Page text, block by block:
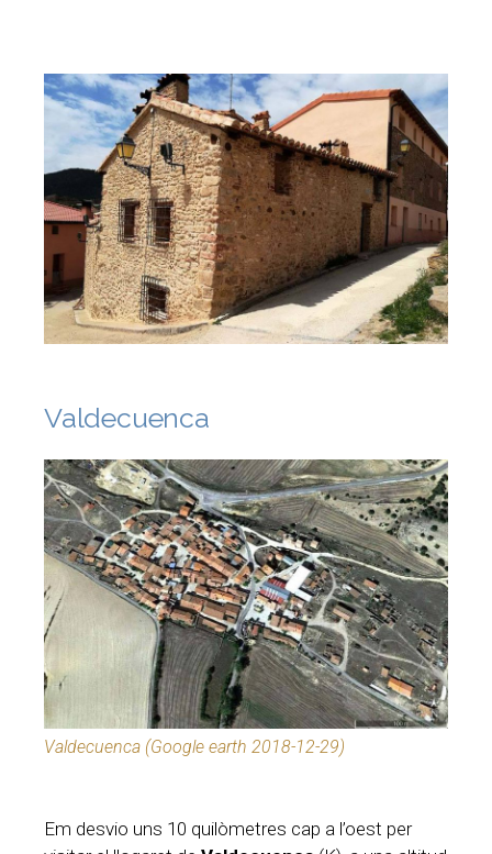
Valdecuenca
Valdecuenca (Google earth 2018-12-29)
Em desvio uns 10 quilòmetres cap a l’oest per